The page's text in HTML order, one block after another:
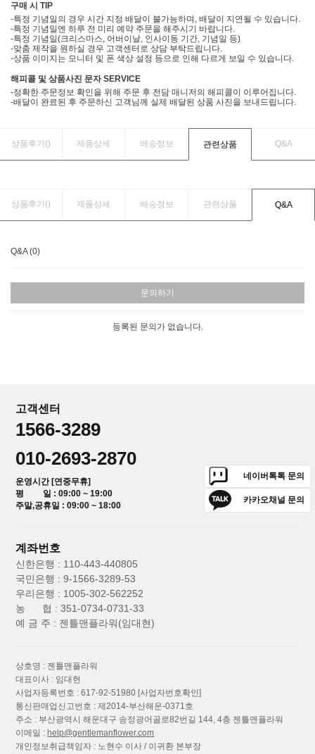
구매 시 TIP
-특정 기념일의 경우 시간 지정 배달이 불가능하며, 배달이 지연될 수 있습니다.
-특정 기념일엔 하루 전 미리 예약 주문을 해주시기 바랍니다.
-특정 기념일(크리스마스, 어버이날, 인사이동 기간, 기념일 등)
-맞춤 제작을 원하실 경우 고객센터로 상담 부탁드립니다.
-상품 이미지는 모니터 및 폰 색상 설정 등으로 인해 다르게 보일 수 있습니다.
해피콜 및 상품사진 문자 SERVICE
-정확한 주문정보 확인을 위해 주문 후 전담 매니저의 해피콜이 이루어집니다.
-배달이 완료된 후 주문하신 고객님께 실제 배달된 상품 사진을 보내드립니다.
상품후기() 제품상세 배송정보 관련상품 Q&A
상품후기() 제품상세 배송정보 관련상품 Q&A
Q&A (0)
문의하기
등록된 문의가 없습니다.
고객센터
1566-3289
010-2693-2870
운영시간 [연중무휴]
평 일 : 09:00 ~ 19:00
주말,공휴일 : 09:00 ~ 18:00
네이버톡톡 문의
카카오채널 문의
계좌번호
신한은행 : 110-443-440805
국민은행 : 9-1566-3289-53
우리은행 : 1005-302-562252
농 협 : 351-0734-0731-33
예 금 주 : 젠틀맨플라워(임대현)
상호명 : 젠틀맨플라워
대표이사 : 임대현
사업자등록번호 : 617-92-51980 [사업자번호확인]
통신판매업신고번호 : 제2014-부산해운-0371호
주소 : 부산광역시 해운대구 송정광어골로82번길 144, 4층 젠틀맨플라워
이메일 :help@gentlemanflower.com
개인정보취급책임자 : 노현수 이사 / 이귀환 본부장